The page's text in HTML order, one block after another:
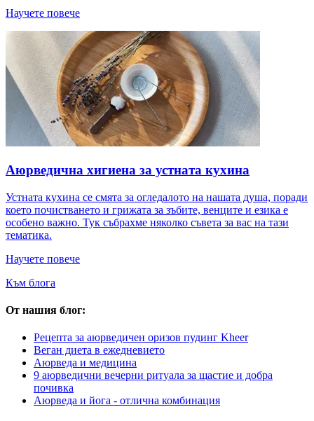
Научете повече
Аюрведична хигиена за устната кухина
Устната кухина се смята за огледалото на нашата душа, поради
което почистването и грижата за зъбите, венците и езика е
особено важно. Тук събрахме няколко съвета за вас на тази
тематика.
Научете повече
Към блога
От нашия блог:
Рецепта за аюрведичен оризов пудинг Kheer
Веган диета в ежедневието
Аюрведа и медицина
9 аюрведични вечерни ритуала за щастие и добра
почивка
Аюрведа и йога - отлична комбинация